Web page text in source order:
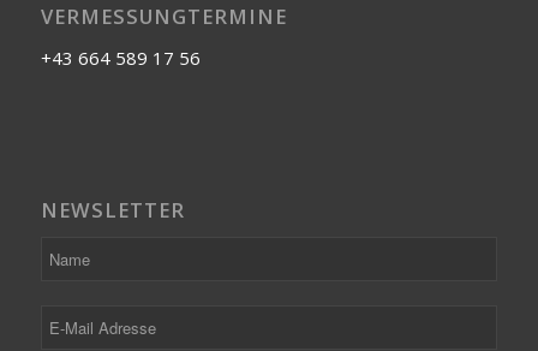
VERMESSUNGTERMINE
+43 664 589 17 56
NEWSLETTER